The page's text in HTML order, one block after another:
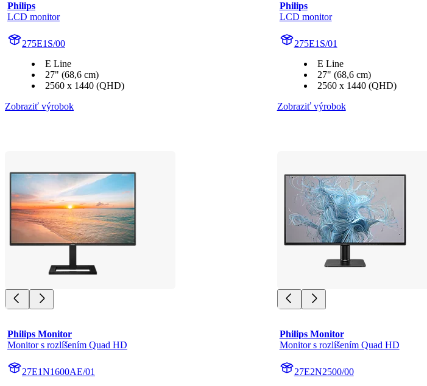
Philips
LCD monitor
275E1S/00
E Line
27" (68,6 cm)
2560 x 1440 (QHD)
Zobraziť výrobok
Philips
LCD monitor
275E1S/01
E Line
27" (68,6 cm)
2560 x 1440 (QHD)
Zobraziť výrobok
Philips Monitor
Monitor s rozlíšením Quad HD
27E1N1600AE/01
Philips Monitor
Monitor s rozlíšením Quad HD
27E2N2500/00